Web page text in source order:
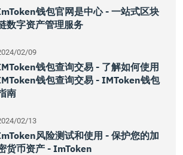
钱包官网是中心 - 一站式区块
数字资产管理服务
02/09
钱包查询交易 - 了解如何使用
钱包查询交易 - IMToken钱包
南
02/13
风险测试和使用 - 保护您的加
货币资产 - ImToken